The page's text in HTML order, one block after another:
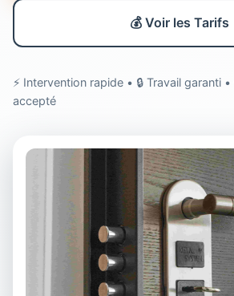
💰 Voir les Tarifs
⚡ Intervention rapide • 🔒 Travail garanti
accepté